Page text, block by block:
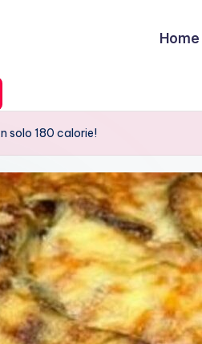
Home
solo 180 calorie!